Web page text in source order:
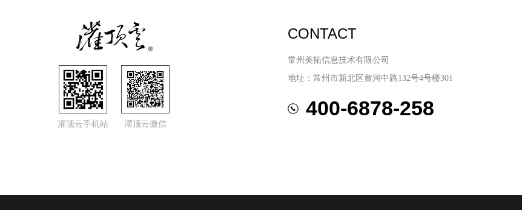
灌顶云手机站
灌顶云微信
CONTACT
常州美拓信息技术有限公司
地址：常州市新北区黄河中路132号4号楼301
400-6878-258